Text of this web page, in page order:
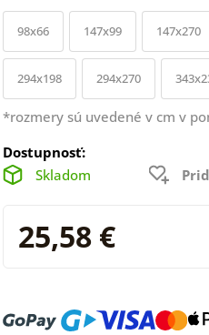
98x66 147x99 147x270
294x198 294x270
*rozmery sú uvedené v cm v
Dostupnosť:
Skladom
25,58 €